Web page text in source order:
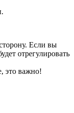
Если вы
отрегулировать
это важно!